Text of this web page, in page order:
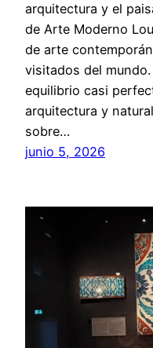
arquitectura y el
de Arte Moderno
de arte
visitados del
equilibrio casi
arquitectura y
sobre…
junio 5, 2026